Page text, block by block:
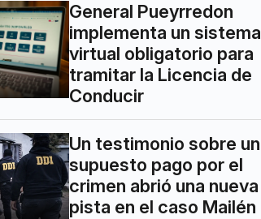
General Pueyrredon
implementa un sistema
virtual obligatorio para
tramitar la Licencia de
Conducir
Un testimonio sobre un
supuesto pago por el
crimen abrió una nueva
pista en el caso Mailén